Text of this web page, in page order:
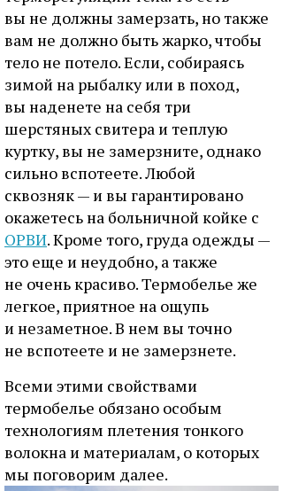
вы не должны замерзать, но также
вам не должно быть жарко, чтобы
тело не потело. Если, собираясь
зимой на рыбалку или в поход,
вы наденете на себя три
шерстяных свитера и теплую
куртку, вы не замерзните, однако
сильно вспотеете. Любой
сквозняк — и вы гарантировано
окажетесь на больничной койке с
ОРВИ. Кроме того, груда одежды —
это еще и неудобно, а также
не очень красиво. Термобелье же
легкое, приятное на ощупь
и незаметное. В нем вы точно
не вспотеете и не замерзнете.
Всеми этими свойствами
термобелье обязано особым
технологиям плетения тонкого
волокна и материалам, о которых
мы поговорим далее.